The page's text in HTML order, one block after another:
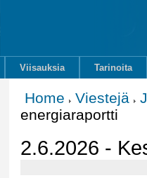
Viisauksia Tarinoita
Home Viestejä
energiaraportti
2.6.2026 -